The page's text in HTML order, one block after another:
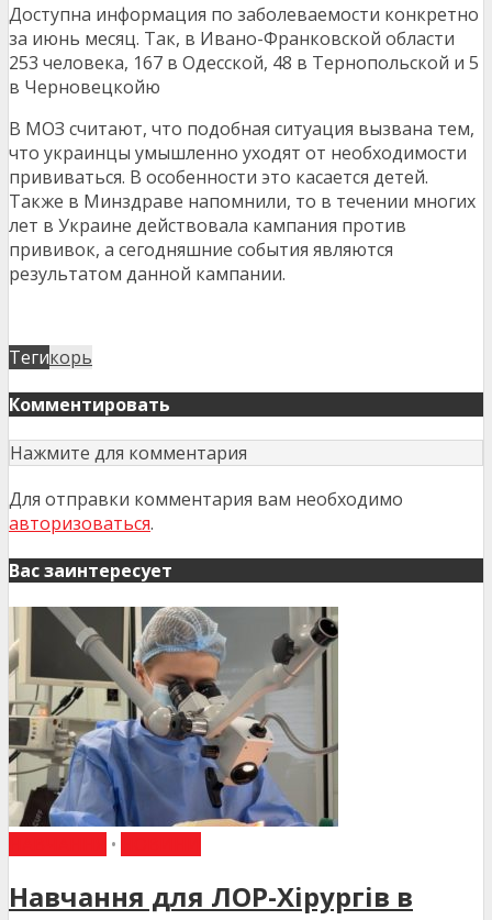
Доступна информация по заболеваемости конкретно
за июнь месяц. Так, в Ивано-Франковской области
253 человека, 167 в Одесской, 48 в Тернопольской и 5
в Черновецкойю
В МОЗ считают, что подобная ситуация вызвана тем,
что украинцы умышленно уходят от необходимости
прививаться. В особенности это касается детей.
Также в Минздраве напомнили, то в течении многих
лет в Украине действовала кампания против
прививок, а сегодняшние события являются
результатом данной кампании.
Тегикорь
Комментировать
Нажмите для комментария
Для отправки комментария вам необходимо
авторизоваться.
Вас заинтересует
•
Навчання для ЛОР-Хірургів в